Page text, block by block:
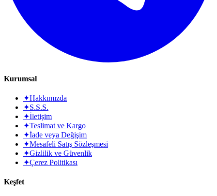
Kurumsal
✦Hakkımızda
✦S.S.S.
✦İletişim
✦Teslimat ve Kargo
✦İade veya Değişim
✦Mesafeli Satış Sözleşmesi
✦Gizlilik ve Güvenlik
✦Çerez Politikası
Keşfet